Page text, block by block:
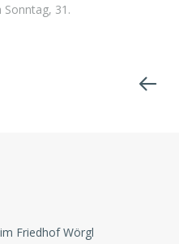
31.
Friedhof Wörgl